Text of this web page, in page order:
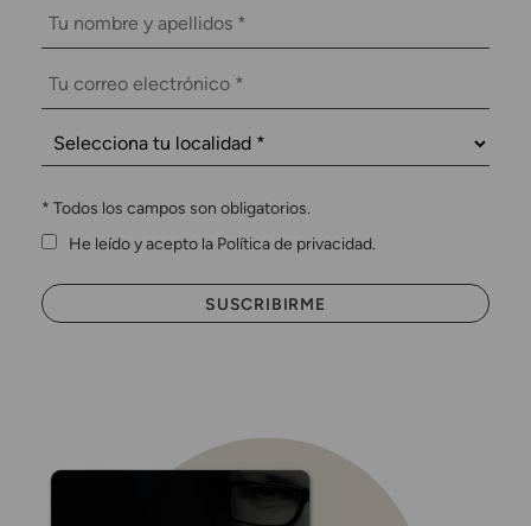
* Todos los campos son obligatorios.
He leído y acepto la Política de privacidad.